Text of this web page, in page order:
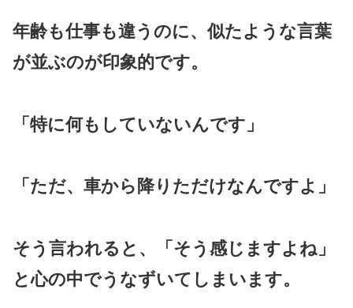
年齢も仕事も違うのに、似たような言葉
が並ぶのが印象的です。
「特に何もしていないんです」
「ただ、車から降りただけなんですよ」
そう言われると、「そう感じますよね」
と心の中でうなずいてしまいます。